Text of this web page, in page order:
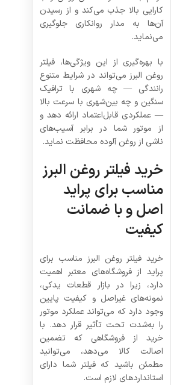
کارایی بالا جذب می‌کند و از رسیدن
آن‌ها به مدار روانکاری جلوگیری
می‌نماید.
با بهره‌گیری از این ویژگی‌ها، فیلتر
روغن البرز می‌تواند در شرایط متنوع
رانندگی — چه شهری با ترافیک
سنگین و چه بین‌شهری با سرعت بالا
— عملکردی قابل‌اعتماد ارائه دهد و
از موتور شما در برابر آسیب‌های
ناشی از روغن آلوده محافظت نماید.
خرید فیلتر روغن البرز
مناسب برای پراید
اصل و با ضمانت
کیفیت
خرید فیلتر روغن البرز مناسب برای
پراید از فروشگاه‌های معتبر اهمیت
دارد، زیرا در بازار قطعات یدکی،
نمونه‌های غیر‌اصل و کیفیت پایین
وجود دارد که می‌تواند عملکرد موتور
را به‌شدت تحت تأثیر قرار دهد. با
خرید از فروشگاهی که تضمین
اصالت کالا می‌دهد، می‌توانید
مطمئن باشید که فیلتر شما دارای
استانداردهای لازم است.